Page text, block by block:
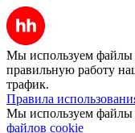
Мы используем файлы
правильную работу
трафик.
Правила
Мы используем файлы
файлов cookie